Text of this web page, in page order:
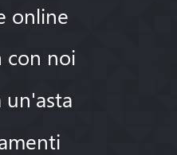
online
con noi
un'asta